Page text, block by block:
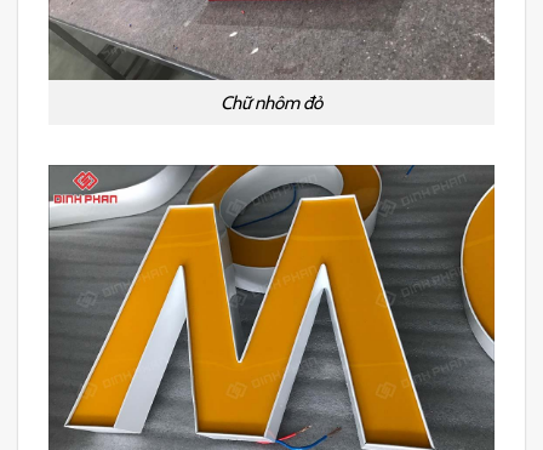
Chữ nhôm đỏ